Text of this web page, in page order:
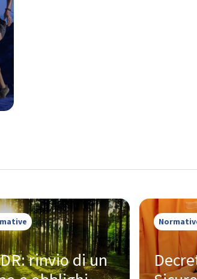
rinvio di un